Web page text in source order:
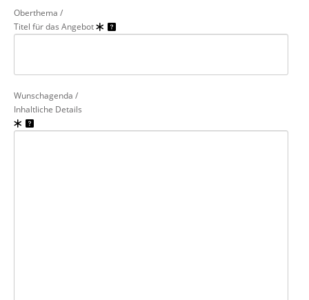
Oberthema /
Titel für das Angebot
Wunschagenda /
Inhaltliche Details